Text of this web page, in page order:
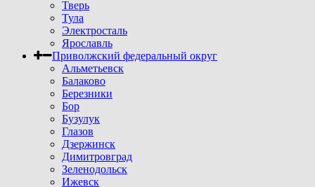
Тверь
Тула
Электросталь
Ярославль
Приволжский федеральный округ
Альметьевск
Балаково
Березники
Бор
Бузулук
Глазов
Дзержинск
Димитровград
Зеленодольск
Ижевск